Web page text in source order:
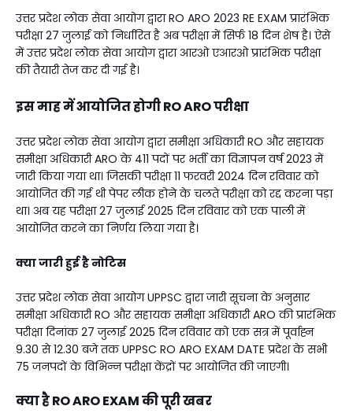
उत्तर प्रदेश लोक सेवा आयोग द्वारा RO ARO 2023 RE EXAM प्रारंभिक
परीक्षा 27 जुलाई को निर्धारित है अब परीक्षा में सिर्फ 18 दिन शेष है। ऐसे
में उत्तर प्रदेश लोक सेवा आयोग द्वारा आरओ एआरओ प्रारंभिक परीक्षा
की तैयारी तेज कर दी गई है।
इस माह में आयोजित होगी RO ARO परीक्षा
उत्तर प्रदेश लोक सेवा आयोग द्वारा समीक्षा अधिकारी RO और सहायक
समीक्षा अधिकारी ARO के 411 पदों पर भर्ती का विज्ञापन वर्ष 2023 में
जारी किया गया था। जिसकी परीक्षा 11 फरवरी 2024 दिन रविवार को
आयोजित की गई थी पेपर लीक होने के चलते परीक्षा को रद्द करना पड़ा
था। अब यह परीक्षा 27 जुलाई 2025 दिन रविवार को एक पाली में
आयोजित करने का निर्णय लिया गया है।
क्या जारी हुई है नोटिस
उत्तर प्रदेश लोक सेवा आयोग UPPSC द्वारा जारी सूचना के अनुसार
समीक्षा अधिकारी RO और सहायक समीक्षा अधिकारी ARO की प्रारंभिक
परीक्षा दिनांक 27 जुलाई 2025 दिन रविवार को एक सत्र में पूर्वाह्न
9.30 से 12.30 बजे तक UPPSC RO ARO EXAM DATE प्रदेश के सभी
75 जनपदों के विभिन्न परीक्षा केंद्रों पर आयोजित की जाएगी।
क्या है RO ARO EXAM की पूरी खबर